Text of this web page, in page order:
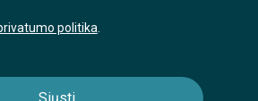
politika